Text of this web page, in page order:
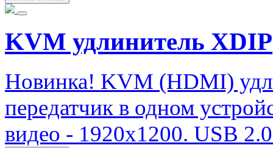
KVM удлинитель XDIP
Новинка! KVM (HDMI)
передатчик в одном
видео - 1920х1200. USB